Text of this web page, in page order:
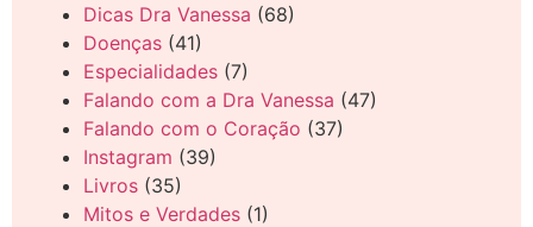
Dicas Dra Vanessa (68)
Doenças (41)
Especialidades (7)
Falando com a Dra Vanessa (47)
Falando com o Coração (37)
Instagram (39)
Livros (35)
Mitos e Verdades (1)